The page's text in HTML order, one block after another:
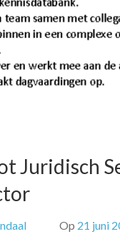
Juridisch
Op 21 juni